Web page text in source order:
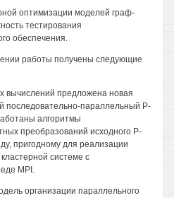
оптимизации моделей граф-
тестирования
обеспечения.
работы получены следующие
вычислений предложена новая
последовательно-параллельный Р-
алгоритмы
преобразований исходного Р-
пригодному для реализации
системе с
MPI.
организации параллельного